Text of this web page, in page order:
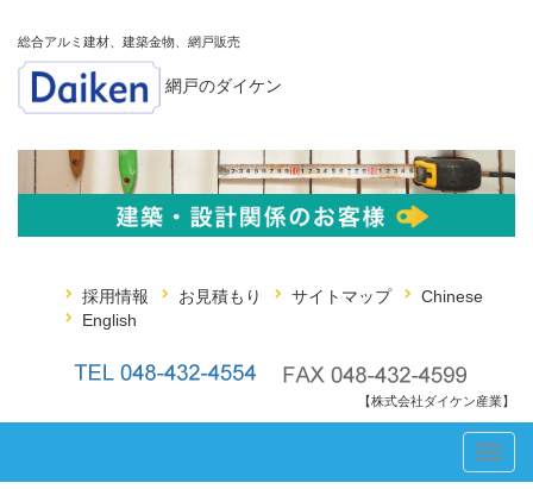
総合アルミ建材、建築金物、網戸販売
網戸のダイケン
採用情報 お見積もり サイトマップ
Chinese
English
【株式会社ダイケン産業】